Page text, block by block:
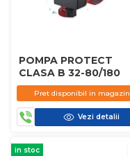
POMPA PROTECT
CLASA B 32-80/180
Pret disponibil in magazin
Vezi detalii
in stoc